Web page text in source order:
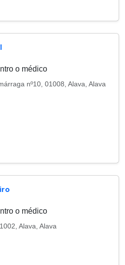
o médico
nº10, 01008, Alava, Alava
o médico
Alava, Alava